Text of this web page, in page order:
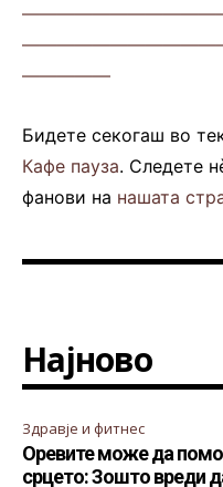
—————
Бидете секогаш во
Кафе пауза. Следете
фанови на нашата
Најново
Здравје и фитнес
Оревите може да
срцето: Зошто вреди